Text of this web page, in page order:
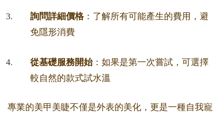
詢問詳細價格：了解所有可能產生的費用，避
免隱形消費
從基礎服務開始：如果是第一次嘗試，可選擇
較自然的款式試水溫
專業的美甲美睫不僅是外表的美化，更是一種自我寵